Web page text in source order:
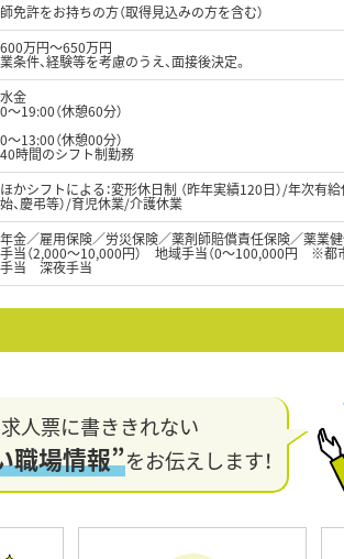
免許をお持ちの方（取得見込みの方を含む）
万円～650万円
条件、経験等を考慮のうえ、面接後決定。
金
～19:00（休憩60分）
～13:00（休憩00分）
時間のシフト制勤務
かシフトによる：変形休日制 （昨年実績120日）/年次有
、慶弔等）/育児休業/介護休業
金／雇用保険／労災保険／薬剤師賠償責任保険／薬業
当（2,000～10,000円） 地域手当（0～100,000円 ※
当 深夜手当
求人票に書ききれない
職場情報”をお伝えします！